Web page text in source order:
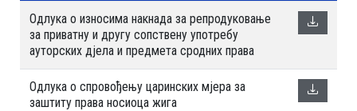
Oдлукa о износима накнада за репродуковање
за приватну и другу сопствену употребу
ауторских дјела и предмета сродних права
Oдлука о cпровођењу царинских мјера за
заштиту права носиоца жига